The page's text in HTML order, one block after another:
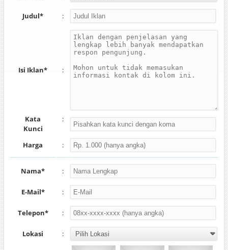
Judul* :
Isi Iklan* :
Kata
Kunci
:
Harga :
Nama* :
E-Mail* :
Telepon* :
Lokasi :